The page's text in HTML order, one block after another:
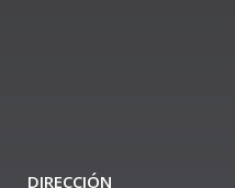
DIRECCIÓN